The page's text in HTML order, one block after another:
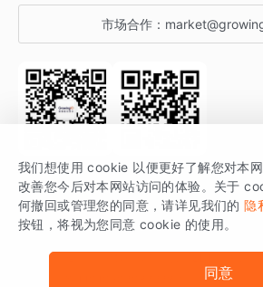
开发者文档
SDK 文档
场景指南
行业活动
市场合作：
关注公众号 获取更多干货
GrowingIO 是专注于数据智能分析与增长的品
分析云。
版权所有 © 北京易数科技有限公司
我们想使用 cookie 以便更好了解您对本
改善您今后对本网站访问的体验。关于
何撤回或管理您的同意，请详见我们的 隐
按钮，将视为您同意 cookie 的使用。
同意